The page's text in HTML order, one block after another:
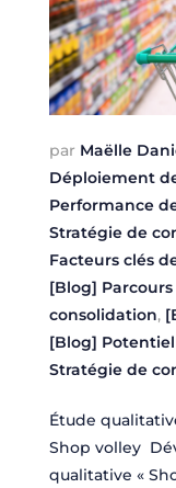
par Maëlle
Déploiement
Performance
Stratégie de
Facteurs clés
[Blog]
consolidation,
[Blog]
Stratégie de
Étude
Shop volley
qualitative «